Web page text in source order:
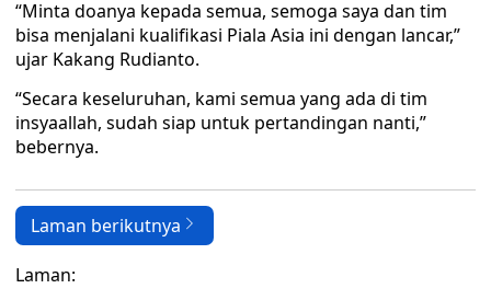
“Minta doanya kepada semua, semoga saya dan tim
bisa menjalani kualifikasi Piala Asia ini dengan lancar,”
ujar Kakang Rudianto.
“Secara keseluruhan, kami semua yang ada di tim
insyaallah, sudah siap untuk pertandingan nanti,”
bebernya.
Laman berikutnya
Laman: